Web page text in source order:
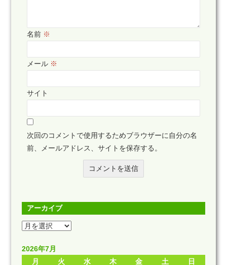
名前 ※
メール ※
サイト
次回のコメントで使用するためブラウザーに自分の名
前、メールアドレス、サイトを保存する。
アーカイブ
2026年7月
月
火 水 木 金 土 日